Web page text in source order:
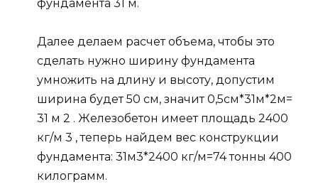
фундамента 31 м.
Далее делаем расчет объема, чтобы это
сделать нужно ширину фундамента
умножить на длину и высоту, допустим
ширина будет 50 см, значит 0,5см*31м*2м=
31 м 2 . Железобетон имеет площадь 2400
кг/м 3 , теперь найдем вес конструкции
фундамента: 31м3*2400 кг/м=74 тонны 400
килограмм.